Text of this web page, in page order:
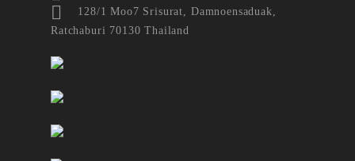
128/1 Moo7 Srisurat, Damnoensaduak,
Ratchaburi 70130 Thailand